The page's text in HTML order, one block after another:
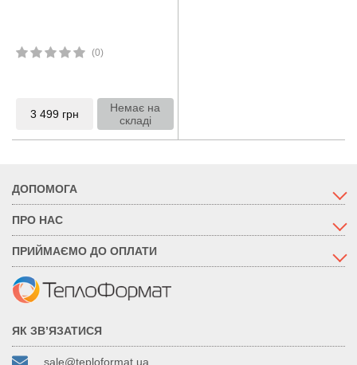
(0)
3 499 грн
Немає на
складі
ДОПОМОГА
ПРО НАС
ПРИЙМАЄМО ДО ОПЛАТИ
ЯК ЗВ’ЯЗАТИСЯ
sale@teploformat.ua